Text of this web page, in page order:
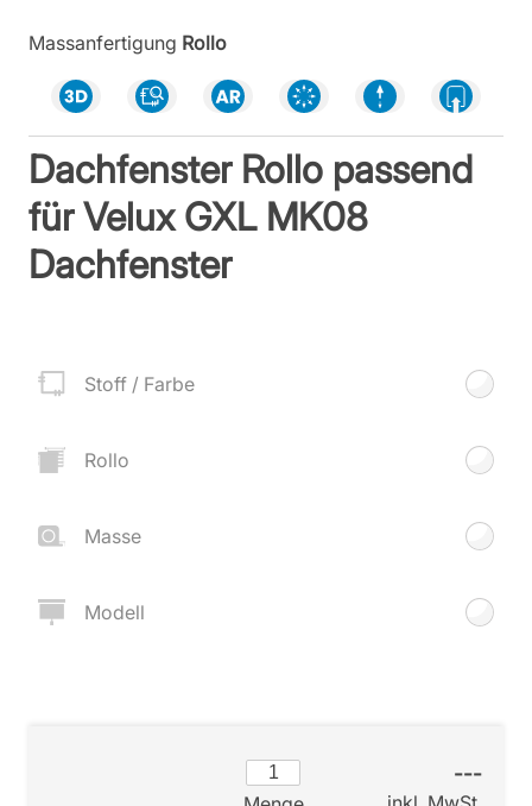
Massanfertigung Rollo
Dachfenster Rollo passend
für Velux GXL MK08
Dachfenster
Stoff / Farbe
Rollo
Masse
Modell
---